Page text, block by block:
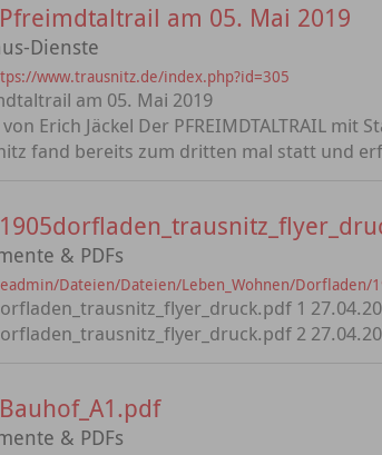
Pfreimdtaltrail am 05. Mai 2019
Dienste
www.trausnitz.de/index.php?id=305
am 05. Mai 2019
Erich Jäckel Der PFREIMDTALTRAIL mit
fand bereits zum dritten mal statt und
& PDFs
Dateien/Dateien/Leben_Wohnen/Dorfladen/
1
2
Bauhof_A1.pdf
& PDFs